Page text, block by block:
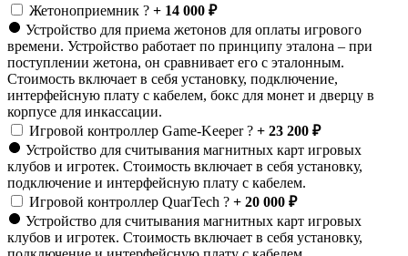
Жетоноприемник ? + 14 000 ₽
Устройство для приема жетонов для оплаты игрового
времени. Устройство работает по принципу эталона – при
поступлении жетона, он сравнивает его с эталонным.
Стоимость включает в себя установку, подключение,
интерфейсную плату с кабелем, бокс для монет и дверцу в
корпусе для инкассации.
Игровой контроллер Game-Keeper? + 23 200 ₽
Устройство для считывания магнитных карт игровых
клубов и игротек. Стоимость включает в себя установку,
подключение и интерфейсную плату с кабелем.
Игровой контроллер QuarTech ? + 20 000 ₽
Устройство для считывания магнитных карт игровых
клубов и игротек. Стоимость включает в себя установку,